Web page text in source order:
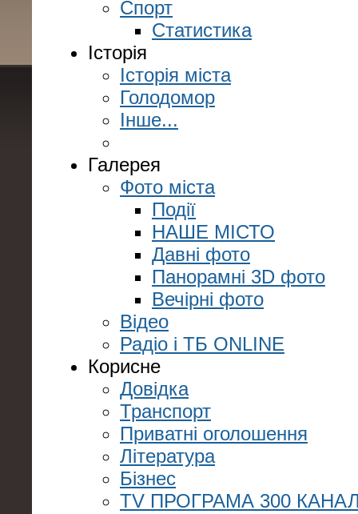
Спорт
Статистика
Історія
Історія міста
Голодомор
Інше...
Галерея
Фото міста
Події
НАШЕ МІСТО
Давні фото
Панорамні 3D фото
Вечірні фото
Відео
Радіо і ТБ ONLINE
Корисне
Довідка
Транспорт
Приватні оголошення
Література
Бізнес
TV ПРОГРАМА 300